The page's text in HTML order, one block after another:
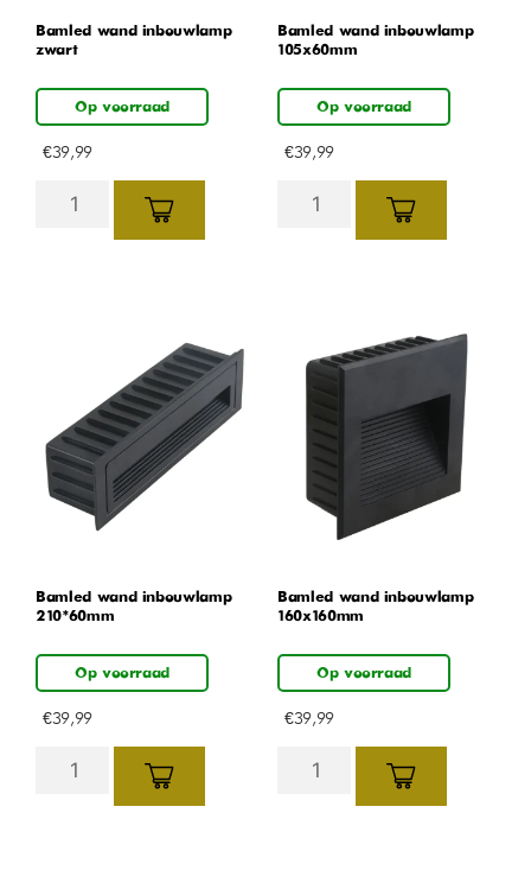
Bamled wand inbouwlamp
zwart
Op voorraad
€39,99
Bamled wand inbouwlamp
105x60mm
Op voorraad
€39,99
Bamled wand inbouwlamp
210*60mm
Op voorraad
€39,99
Bamled wand inbouwlamp
160x160mm
Op voorraad
€39,99